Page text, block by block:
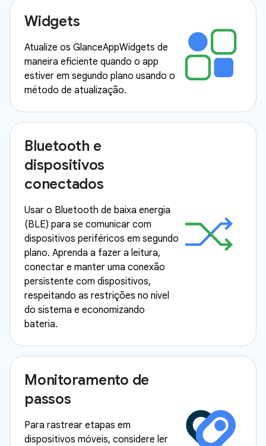
Widgets
Atualize os GlanceAppWidgets de
maneira eficiente quando o app
estiver em segundo plano usando o
método de atualização.
Bluetooth e
dispositivos
conectados
Usar o Bluetooth de baixa energia
(BLE) para se comunicar com
dispositivos periféricos em segundo
plano. Aprenda a fazer a leitura,
conectar e manter uma conexão
persistente com dispositivos,
respeitando as restrições no nível
do sistema e economizando
bateria.
Monitoramento de
passos
Para rastrear etapas em
dispositivos móveis, considere ler